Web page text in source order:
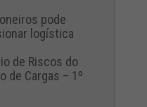
pode
logística
de Riscos do
de Cargas – 1º